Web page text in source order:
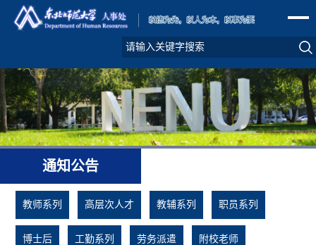
通知公告
教师系列 高层次人才 教辅系列 职员系列
博士后 工勤系列 劳务派遣 附校老师